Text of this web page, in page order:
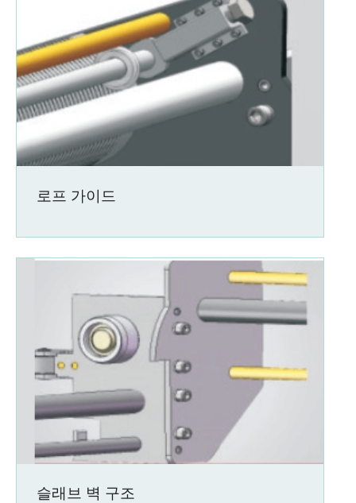
로프 가이드
슬래브 벽 구조